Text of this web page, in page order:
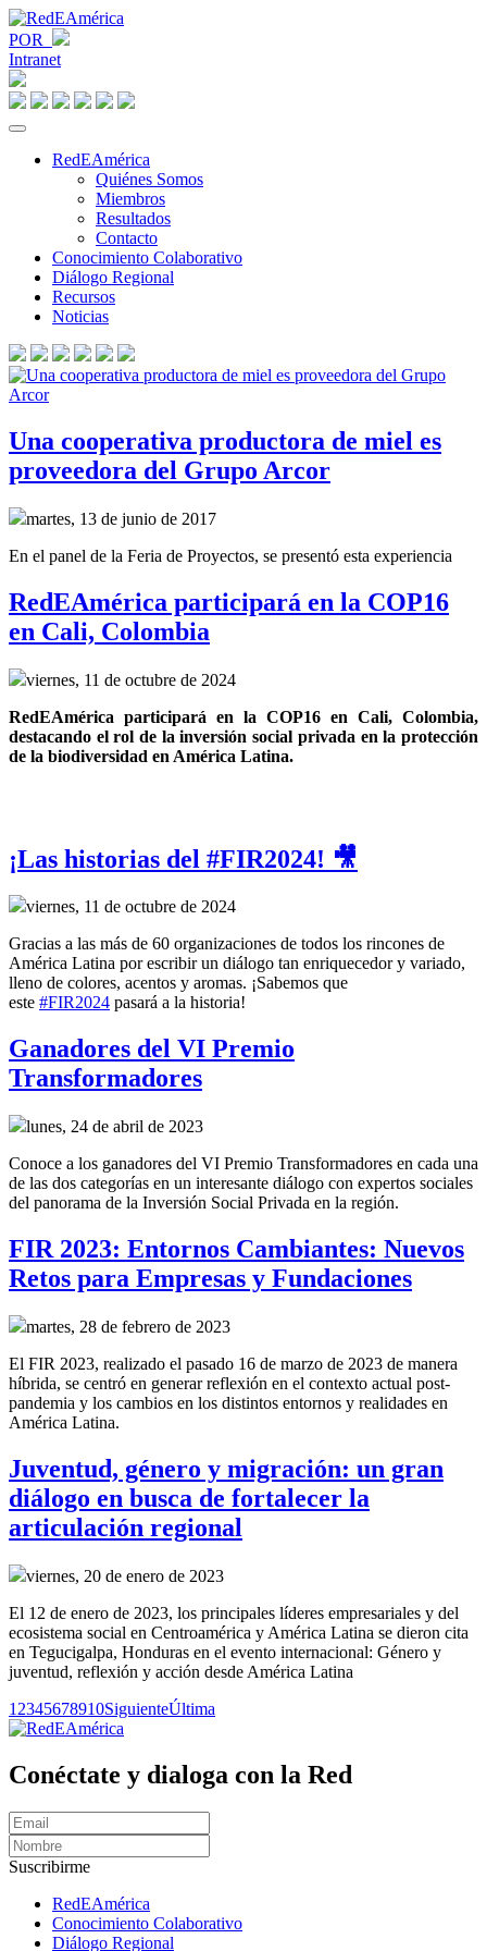
POR
Intranet
RedEAmérica
Quiénes Somos
Miembros
Resultados
Contacto
Conocimiento Colaborativo
Diálogo Regional
Recursos
Noticias
Una cooperativa productora de miel es
proveedora del Grupo Arcor
martes, 13 de junio de 2017
En el panel de la Feria de Proyectos, se presentó esta experiencia
RedEAmérica participará en la COP16
en Cali, Colombia
viernes, 11 de octubre de 2024
RedEAmérica participará en la COP16 en Cali, Colombia,
destacando el rol de la inversión social privada en la protección
de la biodiversidad en América Latina.
¡Las historias del #FIR2024! 🎥
viernes, 11 de octubre de 2024
Gracias a las más de 60 organizaciones de todos los rincones de
América Latina por escribir un diálogo tan enriquecedor y variado,
lleno de colores, acentos y aromas. ¡Sabemos que
este #FIR2024 pasará a la historia!
Ganadores del VI Premio
Transformadores
lunes, 24 de abril de 2023
Conoce a los ganadores del VI Premio Transformadores en cada una
de las dos categorías en un interesante diálogo con expertos sociales
del panorama de la Inversión Social Privada en la región.
FIR 2023: Entornos Cambiantes: Nuevos
Retos para Empresas y Fundaciones
martes, 28 de febrero de 2023
El FIR 2023, realizado el pasado 16 de marzo de 2023 de manera
híbrida, se centró en generar reflexión en el contexto actual post-
pandemia y los cambios en los distintos entornos y realidades en
América Latina.
Juventud, género y migración: un gran
diálogo en busca de fortalecer la
articulación regional
viernes, 20 de enero de 2023
El 12 de enero de 2023, los principales líderes empresariales y del
ecosistema social en Centroamérica y América Latina se dieron cita
en Tegucigalpa, Honduras en el evento internacional: Género y
juventud, reflexión y acción desde América Latina
1 2345678910SiguienteÚltima
Conéctate y dialoga con la Red
Suscribirme
RedEAmérica
Conocimiento Colaborativo
Diálogo Regional